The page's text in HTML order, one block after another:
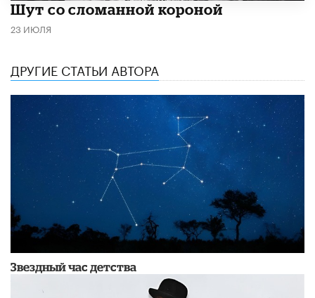
Шут со сломанной короной
23 ИЮЛЯ
ДРУГИЕ СТАТЬИ АВТОРА
Звездный час детства